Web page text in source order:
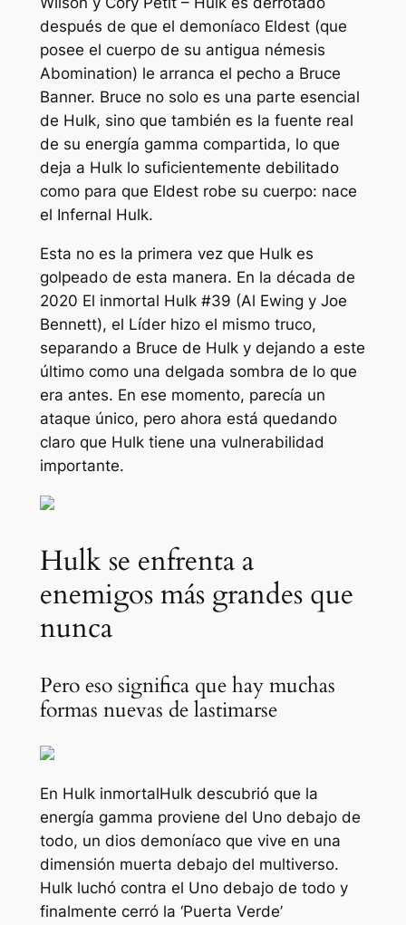
después de que el demoníaco Eldest (que
posee el cuerpo de su antigua némesis
Abomination) le arranca el pecho a Bruce
Banner. Bruce no solo es una parte esencial
de Hulk, sino que también es la fuente real
de su energía gamma compartida, lo que
deja a Hulk lo suficientemente debilitado
como para que Eldest robe su cuerpo: nace
el Infernal Hulk.
Esta no es la primera vez que Hulk es
golpeado de esta manera. En la década de
2020 El inmortal Hulk #39 (Al Ewing y Joe
Bennett), el Líder hizo el mismo truco,
separando a Bruce de Hulk y dejando a este
último como una delgada sombra de lo que
era antes. En ese momento, parecía un
ataque único, pero ahora está quedando
claro que Hulk tiene una vulnerabilidad
importante.
Hulk se enfrenta a
enemigos más grandes que
nunca
Pero eso significa que hay muchas
formas nuevas de lastimarse
En Hulk inmortalHulk descubrió que la
energía gamma proviene del Uno debajo de
todo, un dios demoníaco que vive en una
dimensión muerta debajo del multiverso.
Hulk luchó contra el Uno debajo de todo y
finalmente cerró la ‘Puerta Verde’